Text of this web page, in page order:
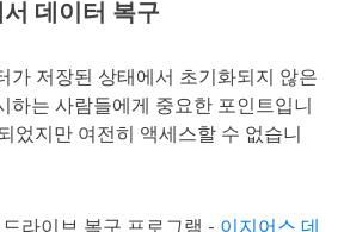
데이터 복구
가 저장된 상태에서 초기화되지 않은
하는 사람들에게 중요한 포인트입니
었지만 여전히 액세스할 수 없습니
라이브 복구 프로그램 - 이지어스 데